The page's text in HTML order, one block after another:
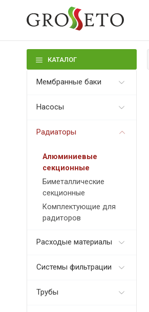
КАТАЛОГ ТОВАРОВ
КАТАЛОГ
Мембранные баки
Насосы
Радиаторы
Алюминиевые
секционные
Биметаллические
секционные
Комплектующие для
радиторов
Расходые материалы
Системы фильтрации
Трубы